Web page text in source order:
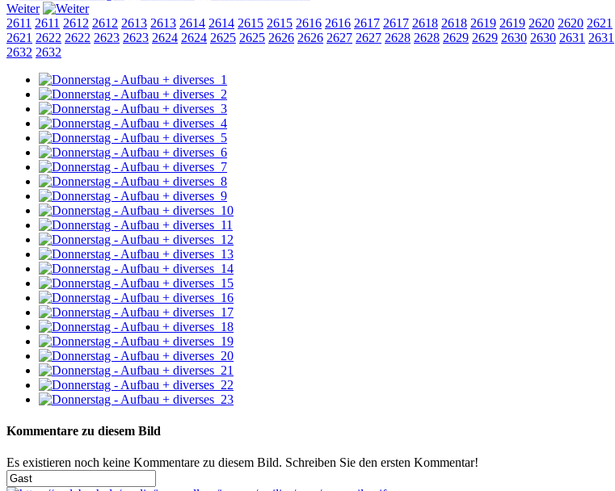
Weiter
2611 2611 2612 2612 2613 2613 2614 2614 2615 2615 2616 2616 2617 2617 2618 2618 2619 2619 2620 2620 2621
2621 2622 2622 2623 2623 2624 2624 2625 2625 2626 2626 2627 2627 2628 2628 2629 2629 2630 2630 2631 2631
2632 2632
Kommentare zu diesem Bild
Es existieren noch keine Kommentare zu diesem Bild. Schreiben Sie den ersten Kommentar!